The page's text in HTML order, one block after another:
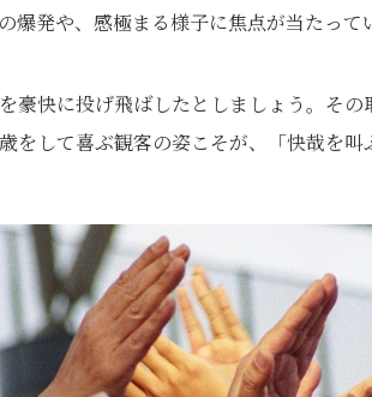
爆発や、感極まる様子に焦点が当たって
豪快に投げ飛ばしたとしましょう。その
をして喜ぶ観客の姿こそが、「快哉を叫